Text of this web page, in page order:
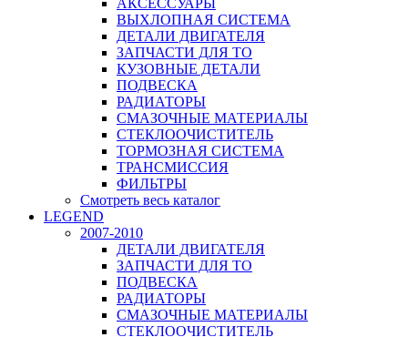
АКСЕССУАРЫ
ВЫХЛОПНАЯ СИСТЕМА
ДЕТАЛИ ДВИГАТЕЛЯ
ЗАПЧАСТИ ДЛЯ ТО
КУЗОВНЫЕ ДЕТАЛИ
ПОДВЕСКА
РАДИАТОРЫ
СМАЗОЧНЫЕ МАТЕРИАЛЫ
СТЕКЛООЧИСТИТЕЛЬ
ТОРМОЗНАЯ СИСТЕМА
ТРАНСМИССИЯ
ФИЛЬТРЫ
Смотреть весь каталог
LEGEND
2007-2010
ДЕТАЛИ ДВИГАТЕЛЯ
ЗАПЧАСТИ ДЛЯ ТО
ПОДВЕСКА
РАДИАТОРЫ
СМАЗОЧНЫЕ МАТЕРИАЛЫ
СТЕКЛООЧИСТИТЕЛЬ